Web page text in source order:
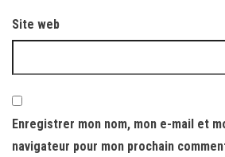
Site web
Enregistrer mon nom, mon e-mail et
navigateur pour mon prochain